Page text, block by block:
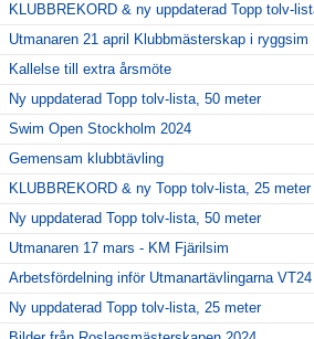
KLUBBREKORD & ny uppdaterad Topp tolv-
Utmanaren 21 april Klubbmästerskap i ryggsim
Kallelse till extra årsmöte
Ny uppdaterad Topp tolv-lista, 50 meter
Swim Open Stockholm 2024
Gemensam klubbtävling
KLUBBREKORD & ny Topp tolv-lista, 25 meter
Ny uppdaterad Topp tolv-lista, 50 meter
Utmanaren 17 mars - KM Fjärilsim
Arbetsfördelning inför Utmanartävlingarna VT24
Ny uppdaterad Topp tolv-lista, 25 meter